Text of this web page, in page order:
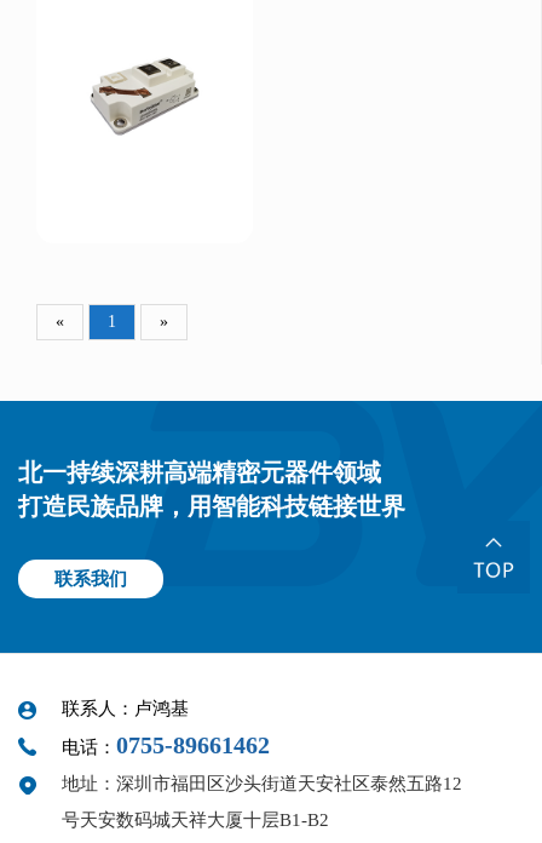
« 1 »
北一持续深耕高端精密元器件领域
打造民族品牌，用智能科技链接世界
联系我们
联系人：卢鸿基
电话： 0755-89661462
地址：深圳市福田区沙头街道天安社区泰然五路12
号天安数码城天祥大厦十层B1-B2